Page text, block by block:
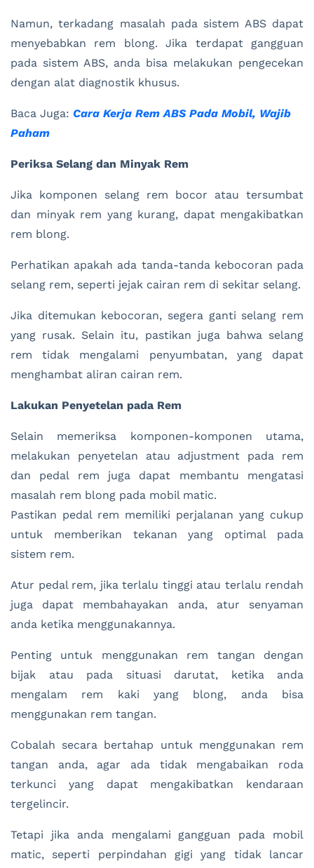
Namun, terkadang masalah pada sistem ABS dapat
menyebabkan rem blong. Jika terdapat gangguan
pada sistem ABS, anda bisa melakukan pengecekan
dengan alat diagnostik khusus.
Baca Juga: Cara Kerja Rem ABS Pada Mobil, Wajib
Paham
Periksa Selang dan Minyak Rem
Jika komponen selang rem bocor atau tersumbat
dan minyak rem yang kurang, dapat mengakibatkan
rem blong.
Perhatikan apakah ada tanda-tanda kebocoran pada
selang rem, seperti jejak cairan rem di sekitar selang.
Jika ditemukan kebocoran, segera ganti selang rem
yang rusak. Selain itu, pastikan juga bahwa selang
rem tidak mengalami penyumbatan, yang dapat
menghambat aliran cairan rem.
Lakukan Penyetelan pada Rem
Selain memeriksa komponen-komponen utama,
melakukan penyetelan atau adjustment pada rem
dan pedal rem juga dapat membantu mengatasi
masalah rem blong pada mobil matic.
Pastikan pedal rem memiliki perjalanan yang cukup
untuk memberikan tekanan yang optimal pada
sistem rem.
Atur pedal rem, jika terlalu tinggi atau terlalu rendah
juga dapat membahayakan anda, atur senyaman
anda ketika menggunakannya.
Penting untuk menggunakan rem tangan dengan
bijak atau pada situasi darutat, ketika anda
mengalam rem kaki yang blong, anda bisa
menggunakan rem tangan.
Cobalah secara bertahap untuk menggunakan rem
tangan anda, agar ada tidak mengabaikan roda
terkunci yang dapat mengakibatkan kendaraan
tergelincir.
Tetapi jika anda mengalami gangguan pada mobil
matic, seperti perpindahan gigi yang tidak lancar